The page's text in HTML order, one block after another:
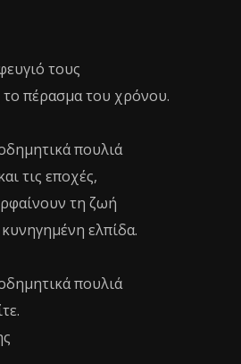
τους
το πέρασμα του χρόνου.
πουλιά
τις εποχές,
τη ζωή
ελπίδα.
πουλιά